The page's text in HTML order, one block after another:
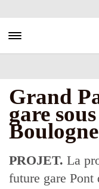
au
principal
Toggle navigation
Grand
gare
PROJET. La
future gare Pont